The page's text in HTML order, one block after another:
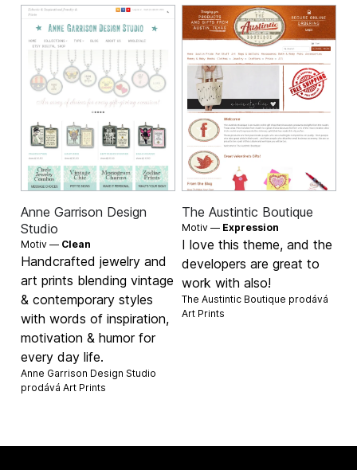
Anne Garrison Design
Studio
Motiv — Clean
Handcrafted jewelry and
art prints blending vintage
& contemporary styles
with words of inspiration,
motivation & humor for
every day life.
Anne Garrison Design Studio
prodáváArt Prints
The Austintic Boutique
Motiv — Expression
I love this theme, and the
developers are great to
work with also!
The Austintic Boutique prodává
Art Prints